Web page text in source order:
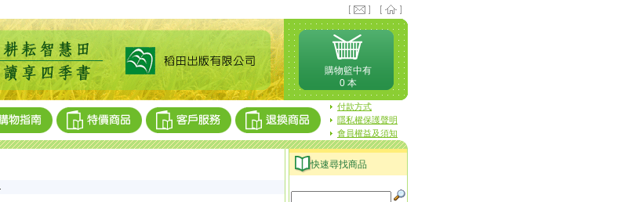
購物籃中有
0 本
付款方式
隱私權保護聲明
會員權益及須知
快速尋找商品